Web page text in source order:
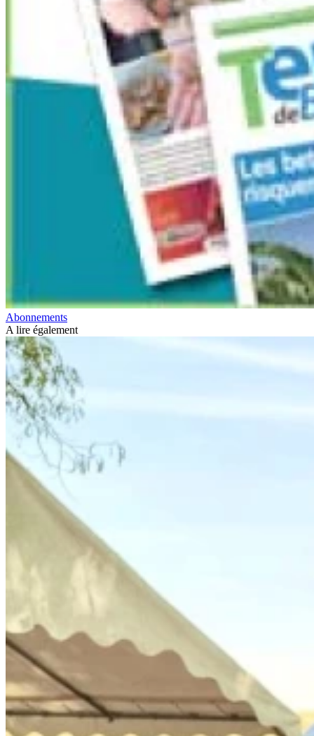
Abonnements
A lire également